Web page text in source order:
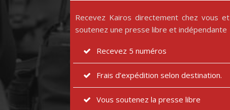
Recevez Kairos directement chez vous et
soutenez une presse libre et indépendante
Recevez 5 numéros
Frais d’expédition selon destination.
Vous soutenez la presse libre